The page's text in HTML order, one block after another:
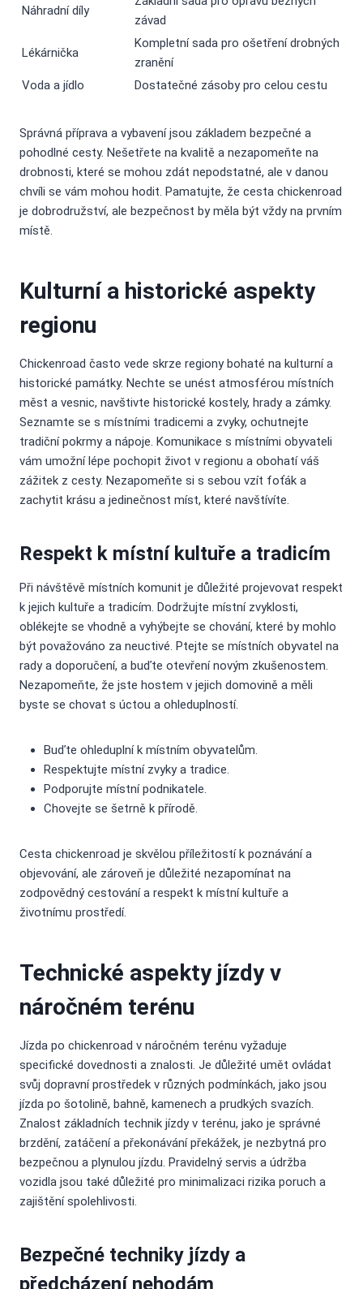
Náhradní díly
závad
Lékárnička
Kompletní sada pro ošetření drobných
zranění
Voda a jídlo
Dostatečné zásoby pro celou cestu
Správná příprava a vybavení jsou základem bezpečné a
pohodlné cesty. Nešetřete na kvalitě a nezapomeňte na
drobnosti, které se mohou zdát nepodstatné, ale v danou
chvíli se vám mohou hodit. Pamatujte, že cesta chickenroad
je dobrodružství, ale bezpečnost by měla být vždy na prvním
místě.
Kulturní a historické aspekty
regionu
Chickenroad často vede skrze regiony bohaté na kulturní a
historické památky. Nechte se unést atmosférou místních
měst a vesnic, navštivte historické kostely, hrady a zámky.
Seznamte se s místními tradicemi a zvyky, ochutnejte
tradiční pokrmy a nápoje. Komunikace s místními obyvateli
vám umožní lépe pochopit život v regionu a obohatí váš
zážitek z cesty. Nezapomeňte si s sebou vzít foťák a
zachytit krásu a jedinečnost míst, které navštívíte.
Respekt k místní kultuře a tradicím
Při návštěvě místních komunit je důležité projevovat respekt
k jejich kultuře a tradicím. Dodržujte místní zvyklosti,
oblékejte se vhodně a vyhýbejte se chování, které by mohlo
být považováno za neuctivé. Ptejte se místních obyvatel na
rady a doporučení, a buďte otevření novým zkušenostem.
Nezapomeňte, že jste hostem v jejich domovině a měli
byste se chovat s úctou a ohleduplností.
Buďte ohleduplní k místním obyvatelům.
Respektujte místní zvyky a tradice.
Podporujte místní podnikatele.
Chovejte se šetrně k přírodě.
Cesta chickenroad je skvělou příležitostí k poznávání a
objevování, ale zároveň je důležité nezapomínat na
zodpovědný cestování a respekt k místní kultuře a
životnímu prostředí.
Technické aspekty jízdy v
náročném terénu
Jízda po chickenroad v náročném terénu vyžaduje
specifické dovednosti a znalosti. Je důležité umět ovládat
svůj dopravní prostředek v různých podmínkách, jako jsou
jízda po šotolině, bahně, kamenech a prudkých svazích.
Znalost základních technik jízdy v terénu, jako je správné
brzdění, zatáčení a překonávání překážek, je nezbytná pro
bezpečnou a plynulou jízdu. Pravidelný servis a údržba
vozidla jsou také důležité pro minimalizaci rizika poruch a
zajištění spolehlivosti.
Bezpečné techniky jízdy a
předcházení nehodám